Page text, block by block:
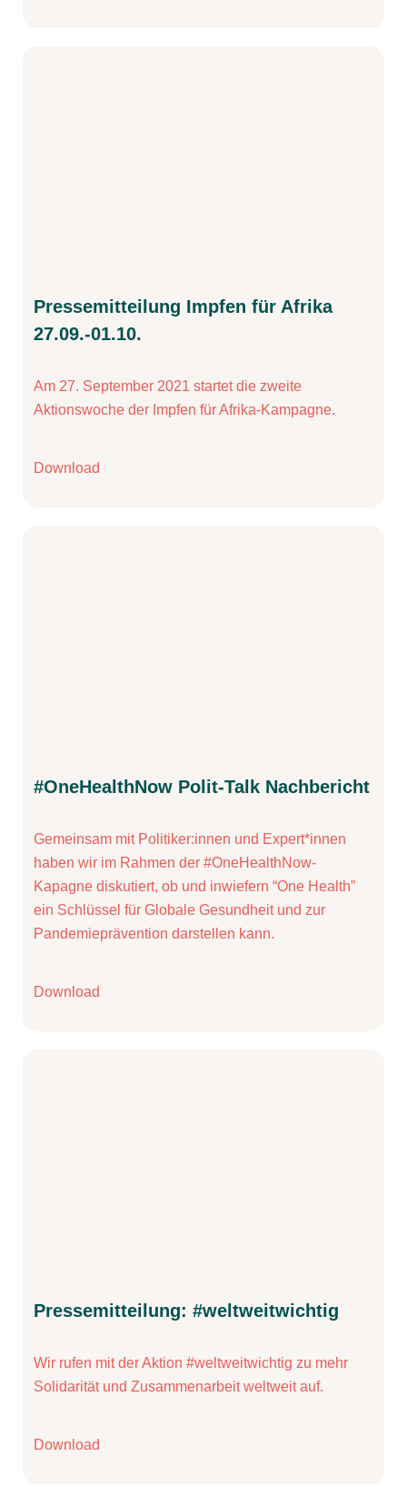
Pressemitteilung Impfen für Afrika
27.09.-01.10.
Am 27. September 2021 startet die zweite
Aktionswoche der Impfen für Afrika-Kampagne.
Download
#OneHealthNow Polit-Talk Nachbericht
Gemeinsam mit Politiker:innen und Expert*innen
haben wir im Rahmen der #OneHealthNow-
Kapagne diskutiert, ob und inwiefern “One Health”
ein Schlüssel für Globale Gesundheit und zur
Pandemieprävention darstellen kann.
Download
Pressemitteilung: #weltweitwichtig
Wir rufen mit der Aktion #weltweitwichtig zu mehr
Solidarität und Zusammenarbeit weltweit auf.
Download